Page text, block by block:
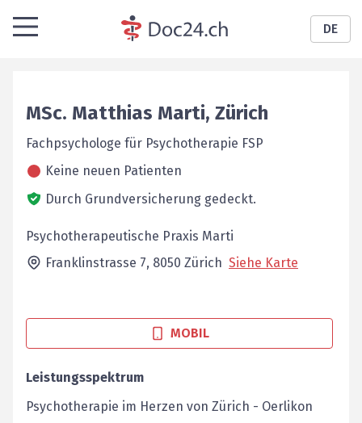
DE
MSc. Matthias Marti, Zürich
Fachpsychologe für Psychotherapie FSP
Keine neuen Patienten
Durch Grundversicherung gedeckt.
Psychotherapeutische Praxis Marti
Franklinstrasse 7, 8050 Zürich Siehe Karte
MOBIL
Leistungsspektrum
Psychotherapie im Herzen von Zürich - Oerlikon